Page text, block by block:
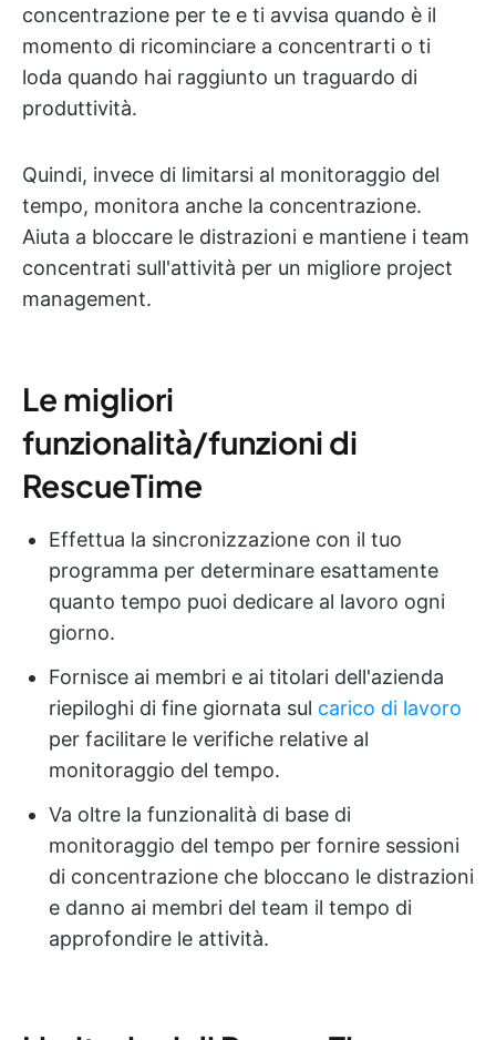
concentrazione per te e ti avvisa quando è il
momento di ricominciare a concentrarti o ti
loda quando hai raggiunto un traguardo di
produttività.
Quindi, invece di limitarsi al monitoraggio del
tempo, monitora anche la concentrazione.
Aiuta a bloccare le distrazioni e mantiene i team
concentrati sull'attività per un migliore project
management.
Le migliori
funzionalità/funzioni di
RescueTime
Effettua la sincronizzazione con il tuo
programma per determinare esattamente
quanto tempo puoi dedicare al lavoro ogni
giorno.
Fornisce ai membri e ai titolari dell'azienda
riepiloghi di fine giornata sul carico di lavoro
per facilitare le verifiche relative al
monitoraggio del tempo.
Va oltre la funzionalità di base di
monitoraggio del tempo per fornire sessioni
di concentrazione che bloccano le distrazioni
e danno ai membri del team il tempo di
approfondire le attività.